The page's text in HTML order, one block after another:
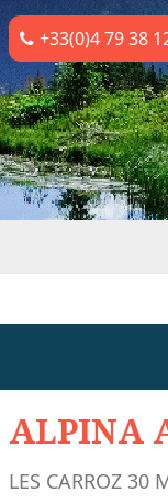
+33(0)4 79 38
ALPINA
LES CARROZ 30